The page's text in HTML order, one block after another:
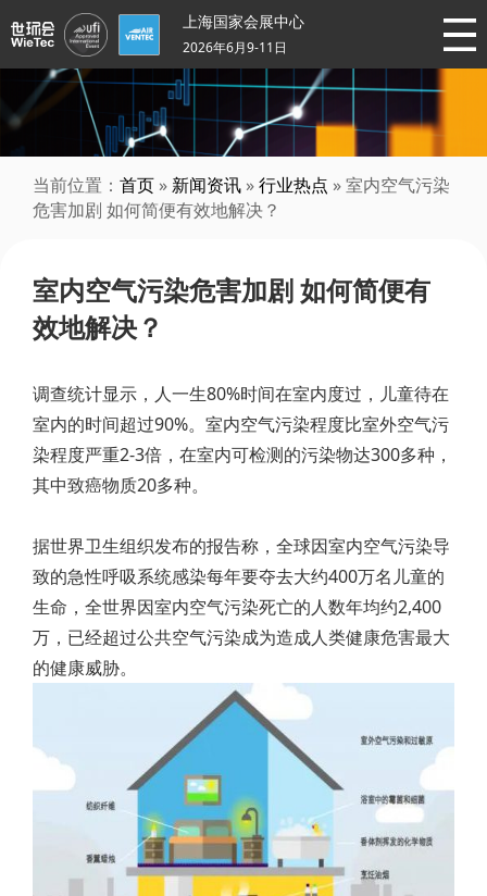
上海国家会展中心
2026年6月9-11日
当前位置： 首页 » 新闻资讯 »行业热点 » 室内空气污染
危害加剧 如何简便有效地解决？
室内空气污染危害加剧 如何简便有
效地解决？
调查统计显示，人一生80%时间在室内度过，儿童待在
室内的时间超过90%。室内空气污染程度比室外空气污
染程度严重2-3倍，在室内可检测的污染物达300多种，
其中致癌物质20多种。
据世界卫生组织发布的报告称，全球因室内空气污染导
致的急性呼吸系统感染每年要夺去大约400万名儿童的
生命，全世界因室内空气污染死亡的人数年均约2,400
万，已经超过公共空气污染成为造成人类健康危害最大
的健康威胁。